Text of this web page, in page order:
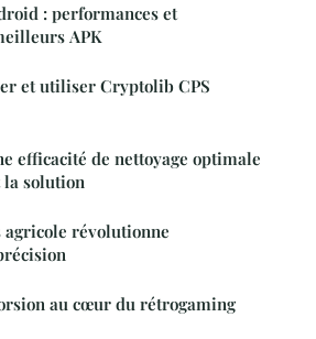
: performances et
APK
et utiliser Cryptolib CPS
efficacité de nettoyage optimale
la solution
agricole révolutionne
au cœur du rétrogaming